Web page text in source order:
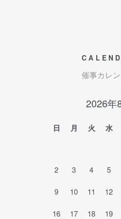
催事カレ
2026年
日 月 火 水
2 3 4 5
9 10 11 12
16 17 18 19